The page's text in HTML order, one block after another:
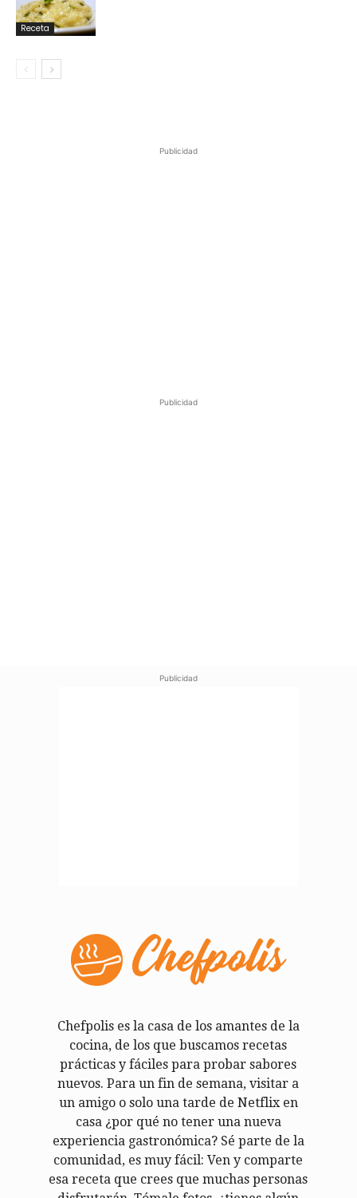
Receta
Publicidad
Publicidad
Publicidad
Chefpolis es la casa de los amantes de la
cocina, de los que buscamos recetas
prácticas y fáciles para probar sabores
nuevos. Para un fin de semana, visitar a
un amigo o solo una tarde de Netflix en
casa ¿por qué no tener una nueva
experiencia gastronómica? Sé parte de la
comunidad, es muy fácil: Ven y comparte
esa receta que crees que muchas personas